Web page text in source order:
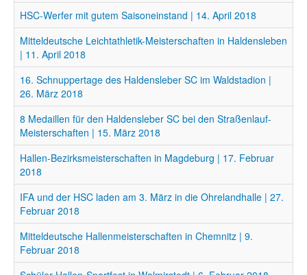
HSC-Werfer mit gutem Saisoneinstand | 14. April 2018
Mitteldeutsche Leichtathletik-Meisterschaften in Haldensleben
| 11. April 2018
16. Schnuppertage des Haldensleber SC im Waldstadion |
26. März 2018
8 Medaillen für den Haldensleber SC bei den Straßenlauf-
Meisterschaften | 15. März 2018
Hallen-Bezirksmeisterschaften in Magdeburg | 17. Februar
2018
IFA und der HSC laden am 3. März in die Ohrelandhalle | 27.
Februar 2018
Mitteldeutsche Hallenmeisterschaften in Chemnitz | 9.
Februar 2018